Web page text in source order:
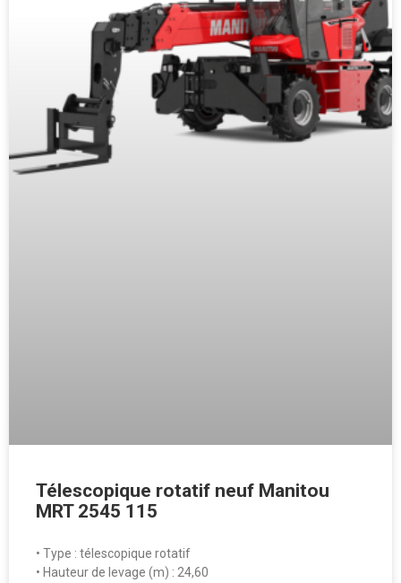
Télescopique rotatif neuf Manitou
MRT 2545 115
• Type : télescopique rotatif
• Hauteur de levage (m) : 24,60